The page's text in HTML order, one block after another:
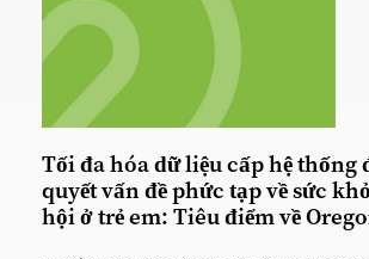
Tối đa hóa dữ liệu cấp hệ thống
quyết vấn đề phức tạp về sức
hội ở trẻ em: Tiêu điểm về